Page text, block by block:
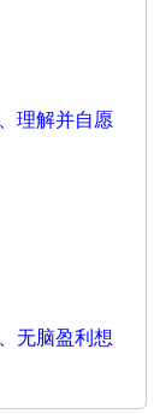
理解并自愿
无脑盈利想